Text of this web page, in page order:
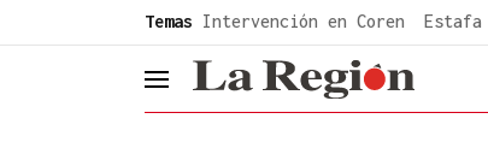
Temas Intervención en Coren Estafa
header.menu.open